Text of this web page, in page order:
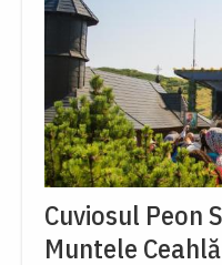
Cuviosul Peon
Muntele